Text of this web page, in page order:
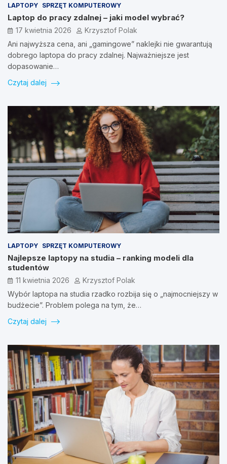
LAPTOPY SPRZĘT KOMPUTEROWY
Laptop do pracy zdalnej – jaki model wybrać?
17 kwietnia 2026
Krzysztof Polak
Ani najwyższa cena, ani „gamingowe” naklejki nie gwarantują
dobrego laptopa do pracy zdalnej. Najważniejsze jest
dopasowanie…
Czytaj dalej
LAPTOPY SPRZĘT KOMPUTEROWY
Najlepsze laptopy na studia – ranking modeli dla
studentów
11 kwietnia 2026
Krzysztof Polak
Wybór laptopa na studia rzadko rozbija się o „najmocniejszy w
budżecie”. Problem polega na tym, że…
Czytaj dalej